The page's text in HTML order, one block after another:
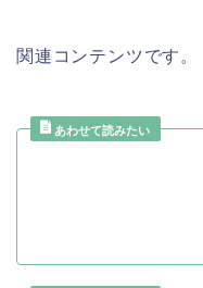
関連コンテンツです。